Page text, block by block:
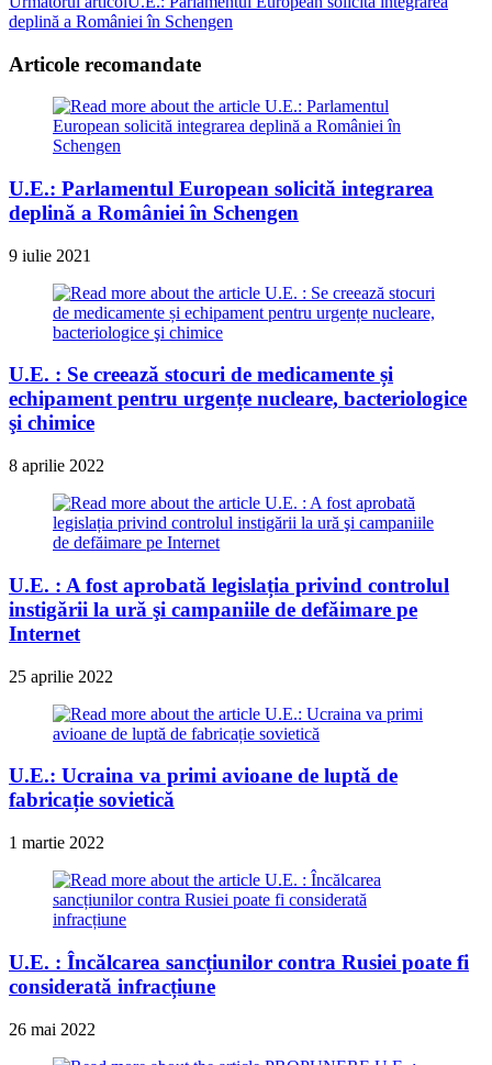
articles
deplină a României în Schengen
Articole recomandate
U.E.: Parlamentul European solicită integrarea
deplină a României în Schengen
9 iulie 2021
U.E. : Se creează stocuri de medicamente și
echipament pentru urgențe nucleare, bacteriologice
şi chimice
8 aprilie 2022
U.E. : A fost aprobată legislația privind controlul
instigării la ură şi campaniile de defăimare pe
Internet
25 aprilie 2022
U.E.: Ucraina va primi avioane de luptă de
fabricație sovietică
1 martie 2022
U.E. : Încălcarea sancțiunilor contra Rusiei poate fi
considerată infracțiune
26 mai 2022